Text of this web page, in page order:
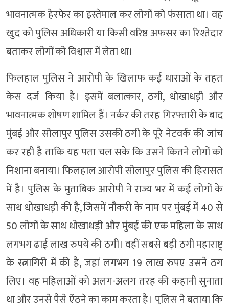
भावनात्मक हेरफेर का इस्तेमाल कर लोगों को फंसाता था। वह
खुद को पुलिस अधिकारी या किसी वरिष्ठ अफसर का रिश्तेदार
बताकर लोगों को विश्वास में लेता था।
फिलहाल पुलिस ने आरोपी के खिलाफ कई धाराओं के तहत
केस दर्ज किया है। इसमें बलात्कार, ठगी, धोखाधड़ी और
भावनात्मक शोषण शामिल हैं। नर्कर की तरह गिरफ्तारी के बाद
मुंबई और सोलापुर पुलिस उसकी ठगी के पूरे नेटवर्क की जांच
कर रही है ताकि यह पता चल सके कि उसने कितने लोगों को
निशाना बनाया। फिलहाल आरोपी सोलापुर पुलिस की हिरासत
में है। पुलिस के मुताबिक आरोपी ने राज्य भर में कई लोगों के
साथ धोखाधड़ी की है, जिसमें नौकरी के नाम पर मुंबई में 40 से
50 लोगों के साथ धोखाधड़ी और मुंबई की एक महिला के साथ
लगभग ढाई लाख रुपये की ठगी। वहीं सबसे बड़ी ठगी महाराष्ट्र
के रत्नागिरी में की है, जहां लगभग 19 लाख रुपए उसने ठग
लिए। वह महिलाओं को अलग-अलग तरह की कहानी सुनाता
था और उनसे पैसे ऐंठने का काम करता है। पुलिस ने बताया कि